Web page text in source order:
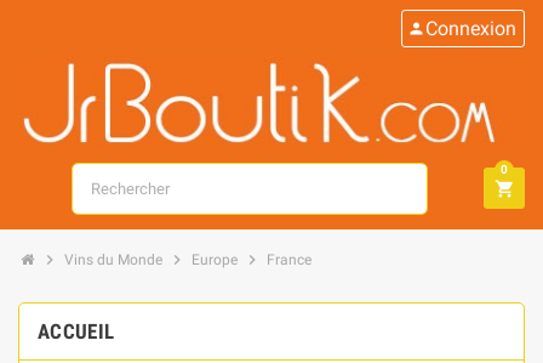
person Connexion
shopping_cart
0
chevron_right Vins du Monde chevron_right Europe chevron_right France
ACCUEIL